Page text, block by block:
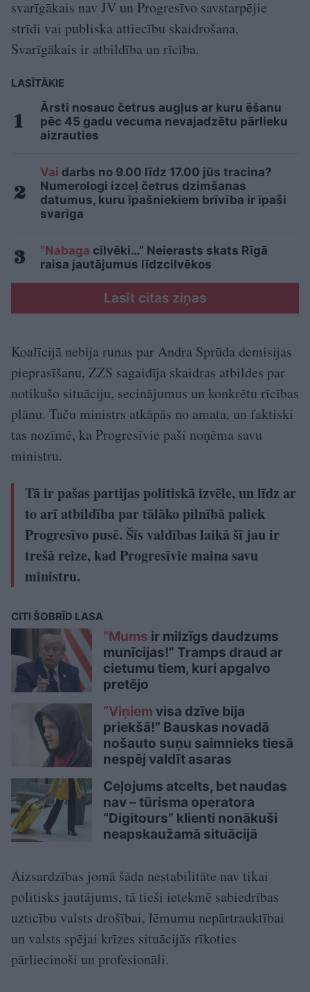
svarīgākais nav JV un Progresīvo savstarpējie
strīdi vai publiska attiecību skaidrošana.
Svarīgākais ir atbildība un rīcība.
LASĪTĀKIE
Ārsti nosauc četrus augļus ar kuru ēšanu
pēc 45 gadu vecuma nevajadzētu pārlieku
aizrauties
Vai darbs no 9.00 līdz 17.00 jūs tracina?
Numerologi izceļ četrus dzimšanas
datumus, kuru īpašniekiem brīvība ir īpaši
svarīga
“Nabaga cilvēki…” Neierasts skats Rīgā
raisa jautājumus līdzcilvēkos
Lasīt citas ziņas
Koalīcijā nebija runas par Andra Sprūda demisijas
pieprasīšanu, ZZS sagaidīja skaidras atbildes par
notikušo situāciju, secinājumus un konkrētu rīcības
plānu. Taču ministrs atkāpās no amata, un faktiski
tas nozīmē, ka Progresīvie paši noņēma savu
ministru.
Tā ir pašas partijas politiskā izvēle, un līdz ar
to arī atbildība par tālāko pilnībā paliek
Progresīvo pusē. Šīs valdības laikā šī jau ir
trešā reize, kad Progresīvie maina savu
ministru.
CITI ŠOBRĪD LASA
“Mums ir milzīgs daudzums
munīcijas!” Tramps draud ar
cietumu tiem, kuri apgalvo
pretējo
“Viņiem visa dzīve bija
priekšā!” Bauskas novadā
nošauto suņu saimnieks tiesā
nespēj valdīt asaras
Ceļojums atcelts, bet naudas
nav – tūrisma operatora
“Digitours” klienti nonākuši
neapskaužamā situācijā
Aizsardzības jomā šāda nestabilitāte nav tikai
politisks jautājums, tā tieši ietekmē sabiedrības
uzticību valsts drošībai, lēmumu nepārtrauktībai
un valsts spējai krīzes situācijās rīkoties
pārliecinoši un profesionāli.